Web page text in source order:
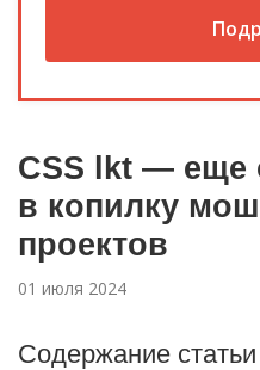
CSS lkt — еще
в копилку
проектов
01 июля 2024
Содержание статьи